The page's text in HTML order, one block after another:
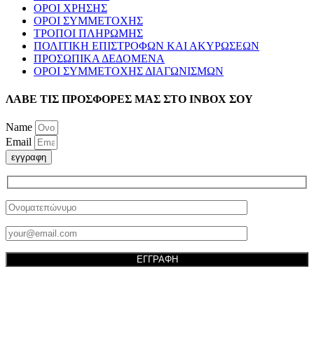
ΟΡΟΙ ΧΡΗΣΗΣ
ΟΡΟΙ ΣΥΜΜΕΤΟΧΗΣ
ΤΡΟΠΟΙ ΠΛΗΡΩΜΗΣ
ΠΟΛΙΤΙΚΗ ΕΠΙΣΤΡΟΦΩΝ ΚΑΙ ΑΚΥΡΩΣΕΩΝ
ΠΡΟΣΩΠΙΚΑ ΔΕΔΟΜΕΝΑ
ΟΡΟΙ ΣΥΜΜΕΤΟΧΗΣ ΔΙΑΓΩΝΙΣΜΩΝ
ΛΑΒΕ ΤΙΣ ΠΡΟΣΦΟΡΕΣ ΜΑΣ ΣΤΟ ΙΝΒΟΧ ΣΟΥ
Name
Email
εγγραφη